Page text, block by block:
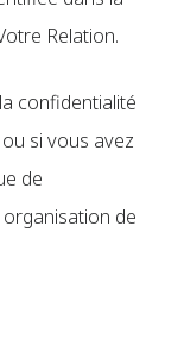
Relation.
confidentialité
si vous avez
de
de